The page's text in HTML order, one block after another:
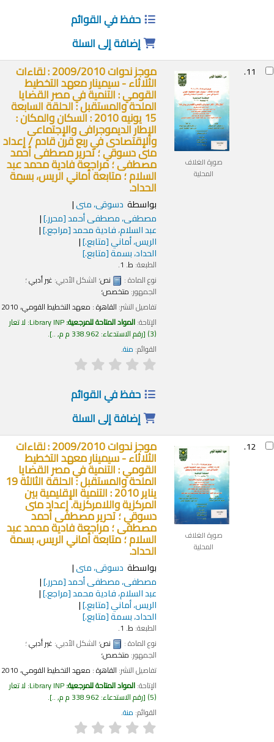
حفظ في القوائم
إضافة إلى السلة
11.
صورة الغلاف
المحلية
موجز ندوات 2009/2010 : لقاءات
الثلاثاء - سيمينار معهد التخطيط
القومي : التنمية في مصر القضايا
الملحة والمستقبل : الحلقة السابعة
15 يونيه 2010 : السكان والمكان :
الإطار الديموجرافى والإجتماعى
والإقتصادى في ربع قرن قادم /إعداد
منى دسوقي ؛ تحرير مصطفى أحمد
مصطفى ؛ مراجعة فادية محمد عبد
السلام ؛ متابعة أماني الريس، بسمة
الحداد.
بواسطة دسوقى، منى
مصطفى، مصطفى أحمد[محرر.]
عبد السلام، فادية محمد[مراجع.]
الريس، أماني[متابع.]
الحداد، بسمة[متابع.]
الطبعة:ط. 1.
نوع المادة :
نص؛ الشكل الأدبي:غير أدبي؛
الجمهور:متخصص؛
تفاصيل النشر:القاهرة :معهد التخطيط القومي،2010
الإتاحة:المواد المتاحة للمرجعية:Library INP: لا تعار
رقم الاستدعاء:338.962 م م, ..
.
القوائم:منة.
حفظ في القوائم
إضافة إلى السلة
12.
صورة الغلاف
المحلية
موجز ندوات 2009/2010 : لقاءات
الثلاثاء - سيمينار معهد التخطيط
القومي : التنمية في مصر القضايا
الملحة والمستقبل : الحلقة الثالثة 19
يناير 2010 : التنمية الإقليمية بين
المركزية واللامركزية.إعداد منى
دسوقي ؛ تحرير مصطفى أحمد
مصطفى ؛ مراجعة فادية محمد عبد
السلام ؛ متابعة أماني الريس، بسمة
الحداد.
بواسطة دسوقى، منى
مصطفى، مصطفى أحمد[محرر.]
عبد السلام، فادية محمد[مراجع.]
الريس، أماني[متابع.]
الحداد، بسمة[متابع.]
الطبعة:ط. 1.
نوع المادة :
نص؛ الشكل الأدبي:غير أدبي؛
الجمهور:متخصص؛
تفاصيل النشر:القاهرة :معهد التخطيط القومي،2010
الإتاحة:المواد المتاحة للمرجعية:Library INP: لا تعار
رقم الاستدعاء:338.962 م م, ..
.
القوائم:منة.